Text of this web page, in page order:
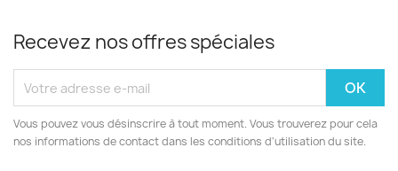
Recevez nos offres spéciales
Vous pouvez vous désinscrire à tout moment. Vous trouverez pour cela
nos informations de contact dans les conditions d'utilisation du site.